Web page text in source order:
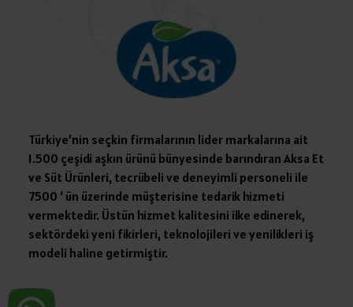
Türkiye’nin seçkin firmalarının lider markalarına ait
1.500 çeşidi aşkın ürünü bünyesinde barındıran Aksa Et
ve Süt Ürünleri, tecrübeli ve deneyimli personeli ile
7500 ‘ ün üzerinde müşterisine tedarik hizmeti
vermektedir. Üstün hizmet kalitesini ilke edinerek,
sektördeki yeni fikirleri, teknolojileri ve yenilikleri iş
modeli haline getirmiştir.